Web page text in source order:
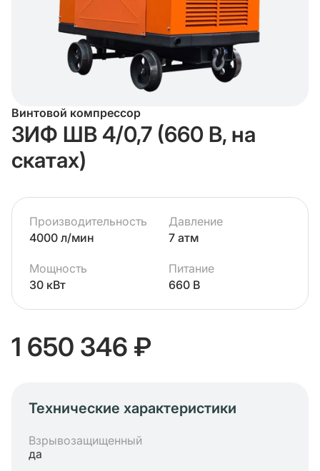
Винтовой компрессор
ЗИФ ШВ 4/0,7 (660 В, на
скатах)
Производительность
4000 л/мин
Давление
7 атм
Мощность
30 кВт
Питание
660 В
1 650 346 ₽
Технические характеристики
Взрывозащищенный
да